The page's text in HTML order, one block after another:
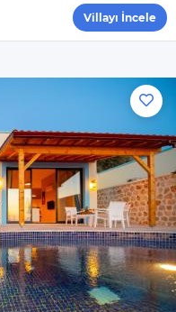
Villayı İncele